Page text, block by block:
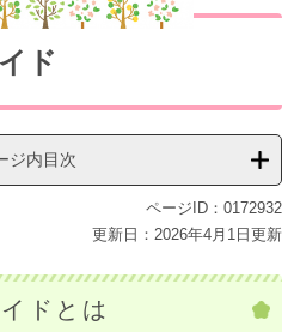
ド
ジ内目次
ページID：0172932
更新日：2026年4月1日更新
ドとは